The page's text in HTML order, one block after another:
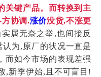
关键产品。而转换到主
方协调.涨价没货,不涨更
属无奈之举,也间接反
为,原厂的状况一直是
而如今市场的表现差强
,新季伊始,且不可盲目!